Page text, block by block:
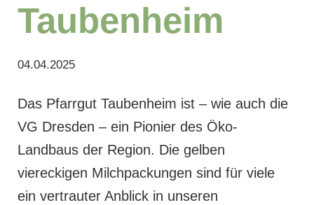
Taubenheim
04.04.2025
Das Pfarrgut Taubenheim ist – wie auch die
VG Dresden – ein Pionier des Öko-
Landbaus der Region. Die gelben
viereckigen Milchpackungen sind für viele
ein vertrauter Anblick in unseren